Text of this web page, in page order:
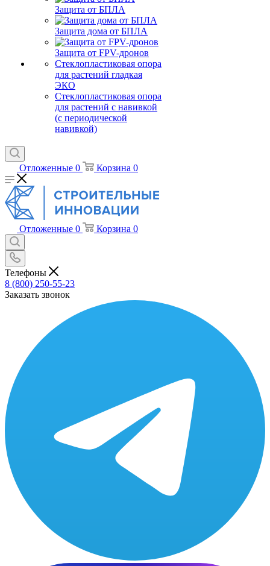
Защита от БПЛА
Защита дома от БПЛА
Защита от FPV-дронов
Стеклопластиковая опора
для растений гладкая
ЭКО
Стеклопластиковая опора
для растений с навивкой
(с периодической
навивкой)
Отложенные 0 Корзина 0
Отложенные 0 Корзина 0
Телефоны
8 (800) 250-55-23
Заказать звонок